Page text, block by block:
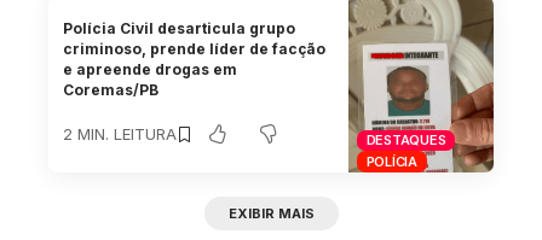
DESTAQUES
POLÍCIA
Polícia Civil desarticula grupo
criminoso, prende líder de facção
e apreende drogas em
Coremas/PB
2 MIN. LEITURA
EXIBIR MAIS